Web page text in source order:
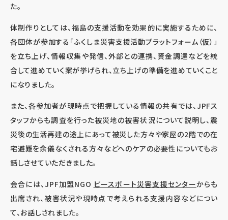
た。
体制作りとしては、福島の支援活動を効果的に実施するために、
各団体が参加する「ふくしま災害支援活動プラットフォーム（仮）」
を立ち上げ、情報収集や発信、外部との連携、資金調達などを統
合して進めていく案が挙げられ、立ち上げの準備を進めていくこと
になりました。
また、各参加者が現時点で把握している情報の共有では、JPFス
タッフからも調査を行った被災地の被害状況について説明し、震
災後の生活再建の途上にあって被災した方々や家屋の2階での在
宅避難を余儀なくされる方々などへのケアの必要性についてもお
話しさせていただきました。
会合には、JPF加盟NGO ピースボート災害支援センターからも
出席され、被害状況や現時点で考えられる支援内容などについ
て、お話しされました。